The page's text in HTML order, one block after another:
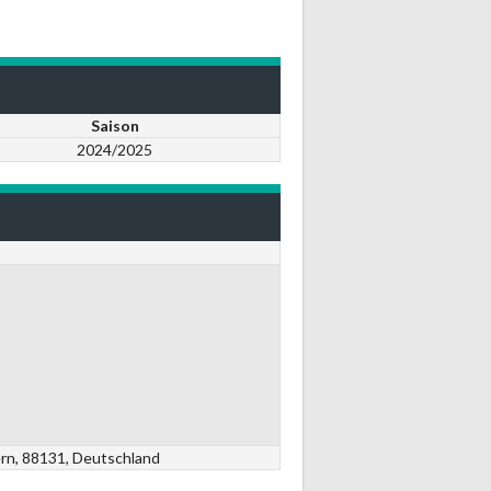
Saison
2024/2025
88131, Deutschland